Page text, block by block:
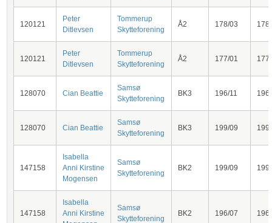
120121
Peter
Ditlevsen
Tommerup
Skytteforening
Å2 178/03 178
120121
Peter
Ditlevsen
Tommerup
Skytteforening
Å2 177/01 177
128070 Cian Beattie
Samsø
Skytteforening
BK3 196/11 196
128070 Cian Beattie
Samsø
Skytteforening
BK3 199/09 199
147158
Isabella
Anni Kirstine
Mogensen
Samsø
Skytteforening
BK2 199/09 199
147158
Isabella
Anni Kirstine
Samsø
Skytteforening
BK2 196/07 196